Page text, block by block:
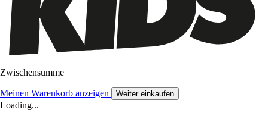
Zwischensumme
Meinen Warenkorb anzeigen Weiter einkaufen
Loading...